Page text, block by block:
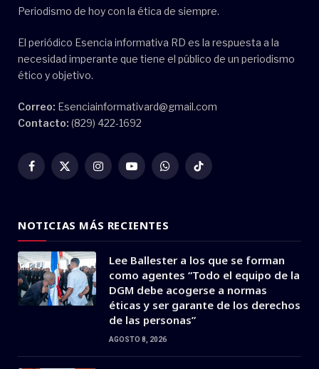
Periodismo de hoy con la ética de siempre.
El periódico Esencia informativa RD es la respuesta a la
necesidad imperante que tiene el público de un periodismo
ético y objetivo.
Correo: Esenciainformativard@gmail.com
Contacto: (829) 422-1692
Facebook
X
InstagramYouTubeWhatsAppTikTok
NOTICIAS MÁS RECIENTES
Lee Ballester a los que se forman
como agentes “Todo el equipo de la
DGM debe acogerse a normas
éticas y ser garante de los derechos
de las personas”
AGOSTO 8, 2026